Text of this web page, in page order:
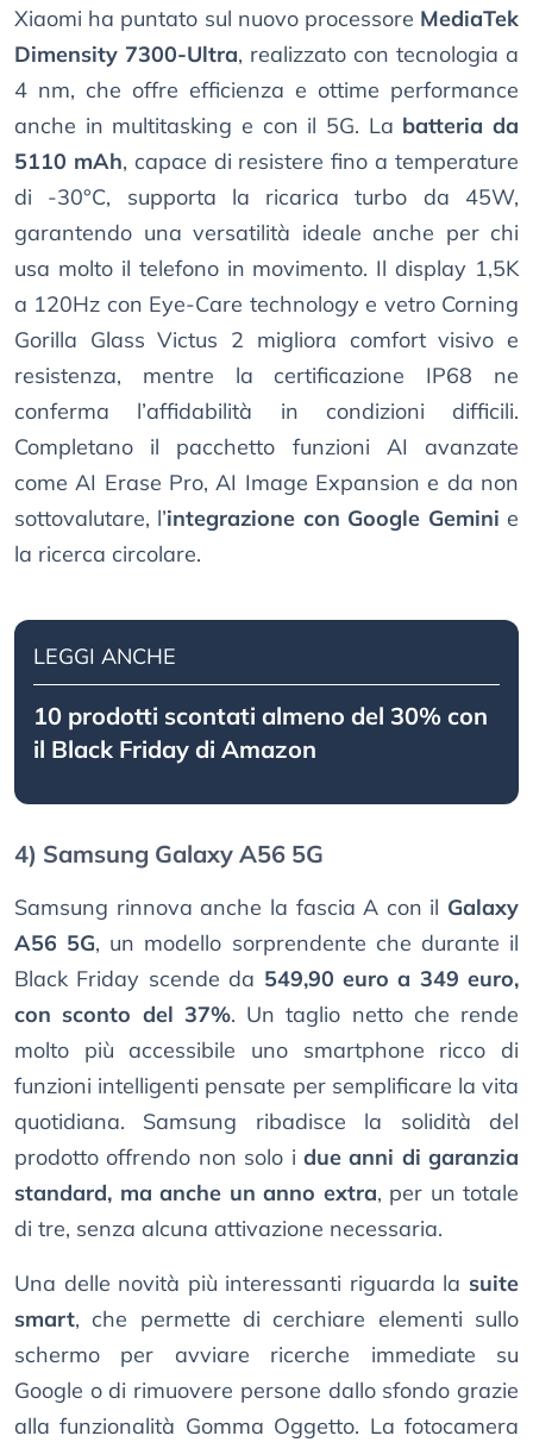
Xiaomi ha puntato sul nuovo processore MediaTek
Dimensity 7300-Ultra, realizzato con tecnologia a
4 nm, che offre efficienza e ottime performance
anche in multitasking e con il 5G. La batteria da
5110 mAh, capace di resistere fino a temperature
di -30°C, supporta la ricarica turbo da 45W,
garantendo una versatilità ideale anche per chi
usa molto il telefono in movimento. Il display 1,5K
a 120Hz con Eye-Care technology e vetro Corning
Gorilla Glass Victus 2 migliora comfort visivo e
resistenza, mentre la certificazione IP68 ne
conferma l’affidabilità in condizioni difficili.
Completano il pacchetto funzioni AI avanzate
come AI Erase Pro, AI Image Expansion e da non
sottovalutare, l’integrazione con Google Gemini e
la ricerca circolare.
LEGGI ANCHE
10 prodotti scontati almeno del 30% con
il Black Friday di Amazon
4) Samsung Galaxy A56 5G
Samsung rinnova anche la fascia A con il Galaxy
A56 5G, un modello sorprendente che durante il
Black Friday scende da 549,90 euro a 349 euro,
con sconto del 37%. Un taglio netto che rende
molto più accessibile uno smartphone ricco di
funzioni intelligenti pensate per semplificare la vita
quotidiana. Samsung ribadisce la solidità del
prodotto offrendo non solo i due anni di garanzia
standard, ma anche un anno extra, per un totale
di tre, senza alcuna attivazione necessaria.
Una delle novità più interessanti riguarda la suite
smart, che permette di cerchiare elementi sullo
schermo per avviare ricerche immediate su
Google o di rimuovere persone dallo sfondo grazie
alla funzionalità Gomma Oggetto. La fotocamera